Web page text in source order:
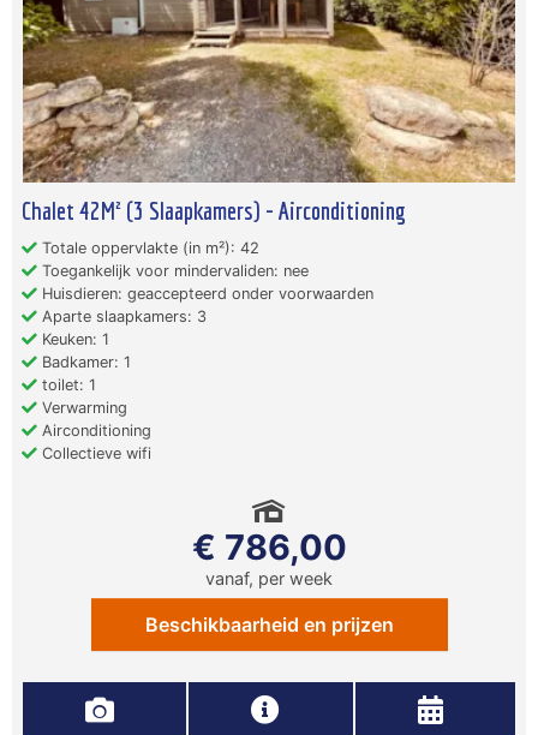
Chalet 42M² (3 Slaapkamers) - Airconditioning
Totale oppervlakte (in m²): 42
Toegankelijk voor mindervaliden: nee
Huisdieren: geaccepteerd onder voorwaarden
Aparte slaapkamers: 3
Keuken: 1
Badkamer: 1
toilet: 1
Verwarming
Airconditioning
Collectieve wifi
€ 786,00
vanaf, per week
Beschikbaarheid en prijzen